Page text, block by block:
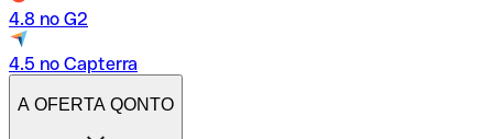
4.8 no G2
4.5 no Capterra
A OFERTA QONTO